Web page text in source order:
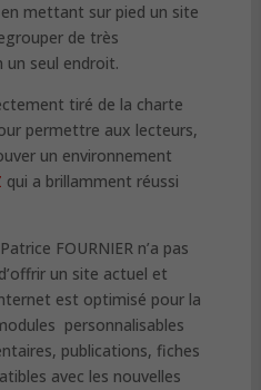
mettant sur pied un site
de très
un seul endroit.
tiré de la charte
permettre aux lecteurs,
un environnement
qui a brillamment réussi
FOURNIER n’a pas
un site actuel et
est optimisé pour la
personnalisables
publications, fiches
avec les nouvelles